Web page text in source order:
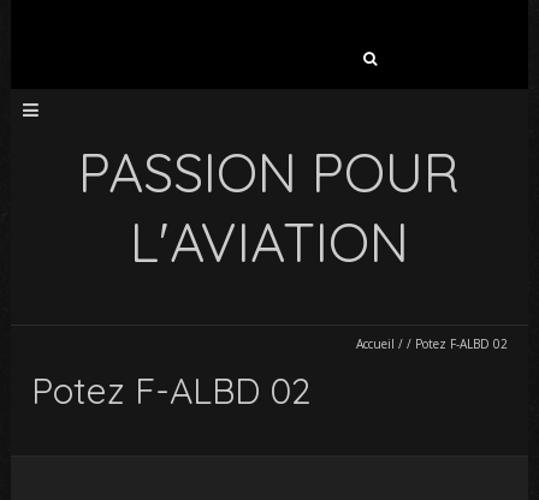
PASSION POUR
L'AVIATION
Accueil / / Potez F-ALBD 02
Potez F-ALBD 02